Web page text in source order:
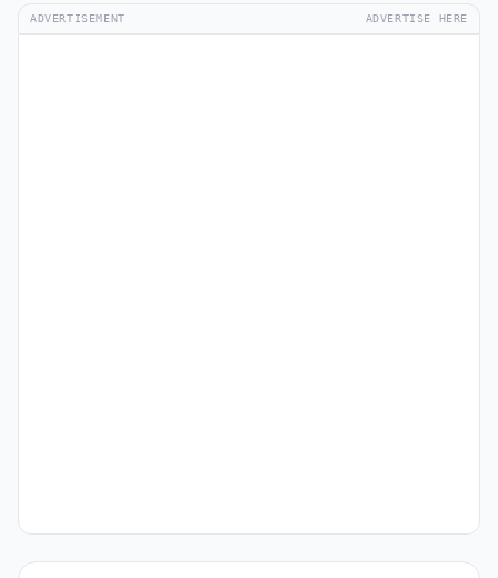
ADVERTISEMENT ADVERTISE HERE